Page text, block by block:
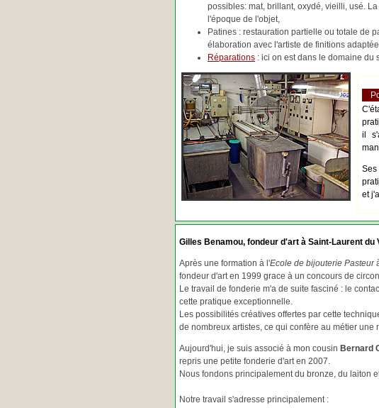
possibles: mat, brillant, oxydé, vieilli, usé.
l'époque de l'objet,
Patines : restauration partielle ou totale de
élaboration avec l'artiste de finitions
Réparations : ici on est dans le domaine du
il
et
Gilles Benamou, fondeur d'art à Saint-Laurent du
Après une formation à l'Ecole de bijouterie Pasteur
fondeur d'art en 1999 grace à un concours de
Le travail de fonderie m'a de suite fasciné : le
cette pratique exceptionnelle.
Les possibilités créatives offertes par cette
de nombreux artistes, ce qui confère au métier
Aujourd'hui, je suis associé à mon cousin Bernard
repris une petite fonderie d'art en 2007.
Nous fondons principalement du bronze, du laiton
Notre travail s'adresse principalement :